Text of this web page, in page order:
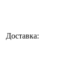
Доставка: